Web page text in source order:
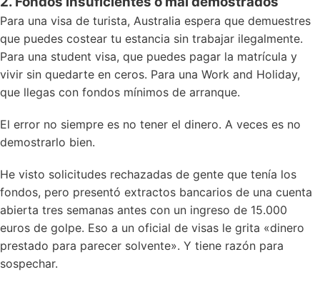
Para una visa de turista, Australia espera que demuestres
que puedes costear tu estancia sin trabajar ilegalmente.
Para una student visa, que puedes pagar la matrícula y
vivir sin quedarte en ceros. Para una Work and Holiday,
que llegas con fondos mínimos de arranque.
El error no siempre es no tener el dinero. A veces es no
demostrarlo bien.
He visto solicitudes rechazadas de gente que tenía los
fondos, pero presentó extractos bancarios de una cuenta
abierta tres semanas antes con un ingreso de 15.000
euros de golpe. Eso a un oficial de visas le grita «dinero
prestado para parecer solvente». Y tiene razón para
sospechar.